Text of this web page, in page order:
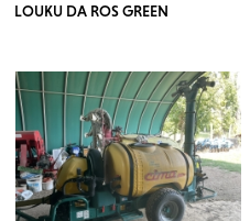
LOUKU DA ROS GREEN